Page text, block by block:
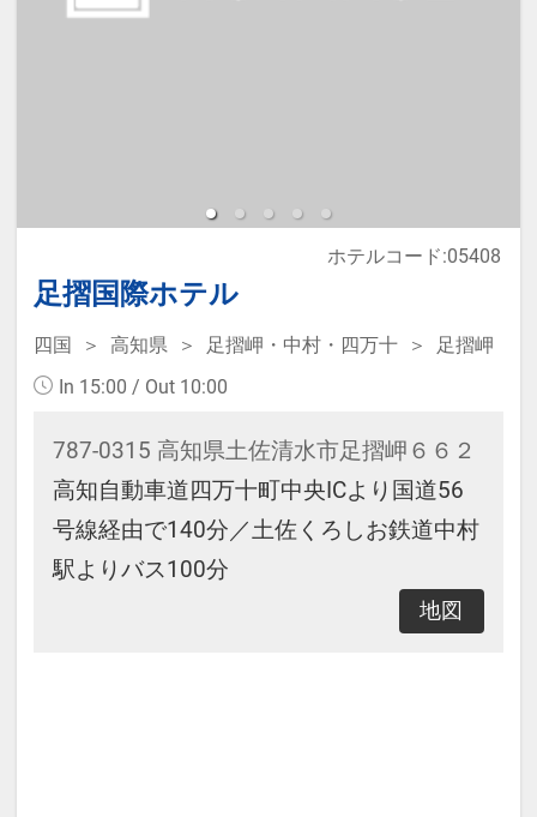
足摺国際ホテル
ホテルコード:05408
四国 高知県 足摺岬・中村・四万十
足摺岬
In 15:00 / Out 10:00
787-0315 高知県土佐清水市足摺岬６６２
高知自動車道四万十町中央ICより国道56
号線経由で140分／土佐くろしお鉄道中村
駅よりバス100分
地図